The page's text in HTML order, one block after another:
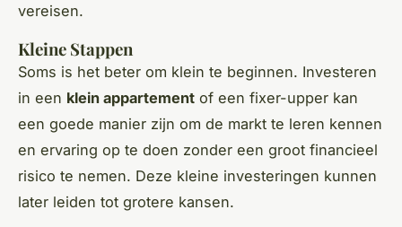
vereisen.
Kleine Stappen
Soms is het beter om klein te beginnen. Investeren
in een klein appartement of een fixer-upper kan
een goede manier zijn om de markt te leren kennen
en ervaring op te doen zonder een groot financieel
risico te nemen. Deze kleine investeringen kunnen
later leiden tot grotere kansen.